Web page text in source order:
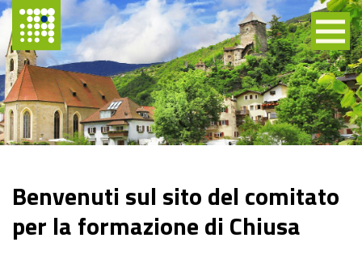
Benvenuti sul sito del comitato
per la formazione di Chiusa